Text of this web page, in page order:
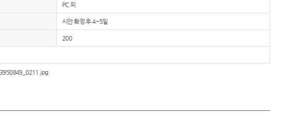
PC 외
시안 확정 후 4~5일
200